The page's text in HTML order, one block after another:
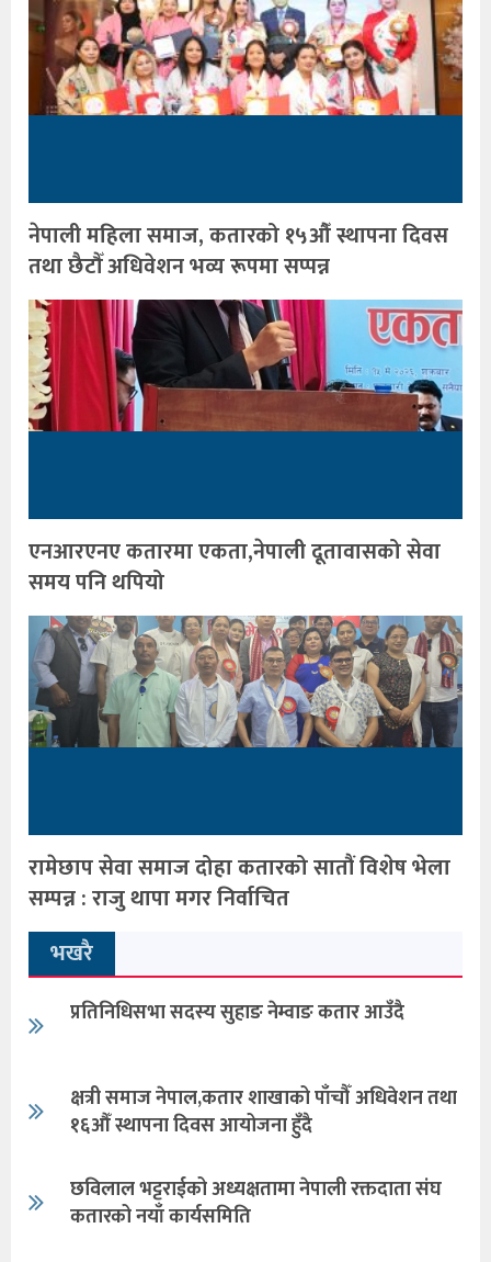
नेपाली महिला समाज, कतारको १५औँ स्थापना दिवस
तथा छैटौँ अधिवेशन भव्य रूपमा सप्पन्न
एनआरएनए कतारमा एकता,नेपाली दूतावासको सेवा
समय पनि थपियो
रामेछाप सेवा समाज दोहा कतारको सातौं विशेष भेला
सम्पन्न : राजु थापा मगर निर्वाचित
भखरै
प्रतिनिधिसभा सदस्य सुहाङ नेम्वाङ कतार आउँदै
क्षत्री समाज नेपाल,कतार शाखाको पाँचौँ अधिवेशन तथा
१६औँ स्थापना दिवस आयोजना हुँदै
छविलाल भट्टराईको अध्यक्षतामा नेपाली रक्तदाता संघ
कतारको नयाँ कार्यसमिति